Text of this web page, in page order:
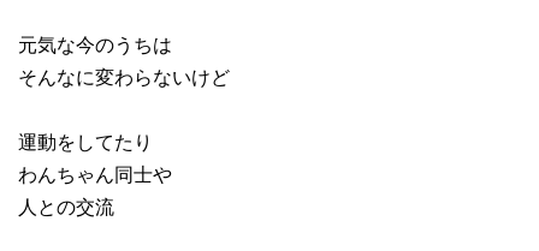
元気な今のうちは
そんなに変わらないけど
運動をしてたり
わんちゃん同士や
人との交流